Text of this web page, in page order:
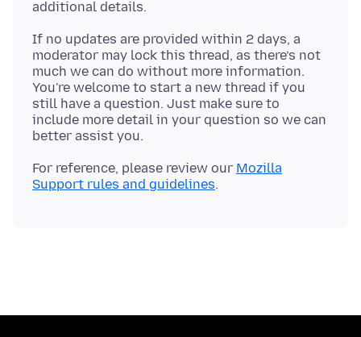
If no updates are provided within 2 days, a
moderator may lock this thread, as there’s not
much we can do without more information.
You're welcome to start a new thread if you
still have a question. Just make sure to
include more detail in your question so we can
For reference, please review our Mozilla
Support rules and guidelines